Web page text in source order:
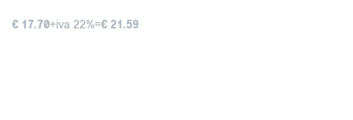
€ 17.70+iva 22%=€ 21.59